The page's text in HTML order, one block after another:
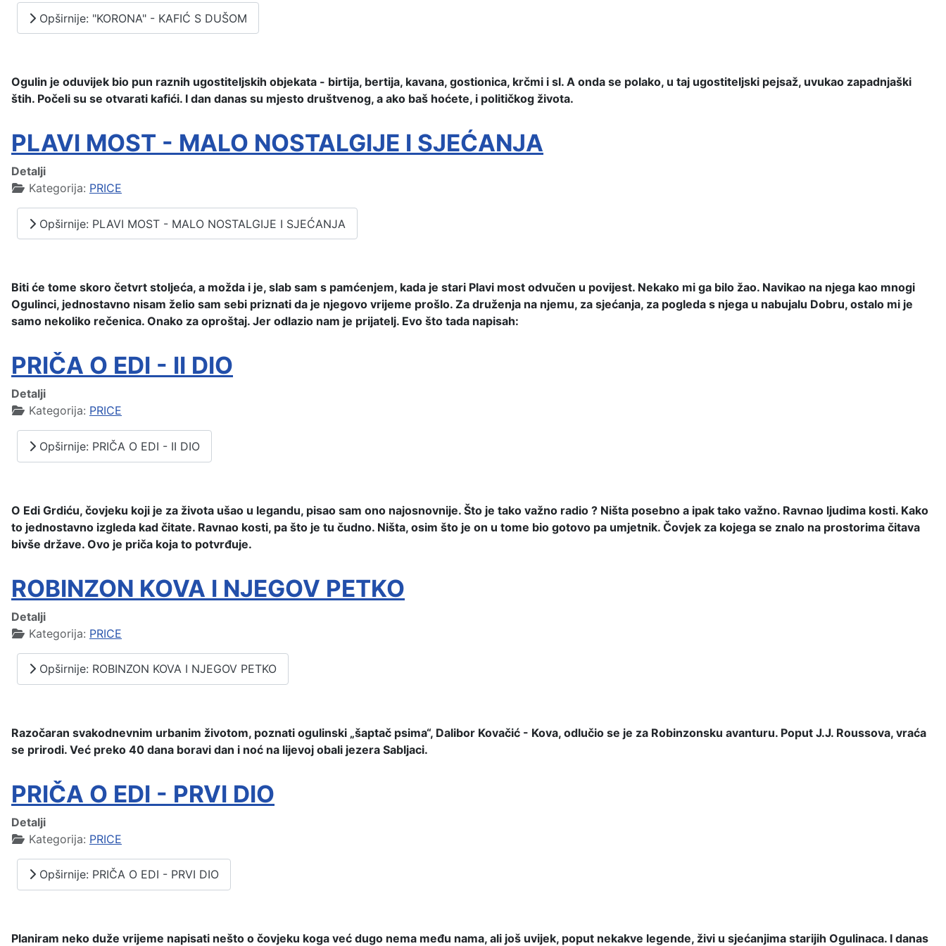
Opširnije: "KORONA" - KAFIĆ S DUŠOM
Ogulin je oduvijek bio pun raznih ugostiteljskih objekata - birtija, bertija, kavana, gostionica, krčmi i sl. A onda se polako, u taj ugostiteljski pejsaž, uvukao zapadnjaški
štih. Počeli su se otvarati kafići. I dan danas su mjesto društvenog, a ako baš hoćete, i političkog života.
PLAVI MOST - MALO NOSTALGIJE I SJEĆANJA
Detalji
Kategorija: PRICE
Opširnije: PLAVI MOST - MALO NOSTALGIJE I SJEĆANJA
Biti će tome skoro četvrt stoljeća, a možda i je, slab sam s pamćenjem, kada je stari Plavi most odvučen u povijest. Nekako mi ga bilo žao. Navikao na njega kao mnogi
Ogulinci, jednostavno nisam želio sam sebi priznati da je njegovo vrijeme prošlo. Za druženja na njemu, za sjećanja, za pogleda s njega u nabujalu Dobru, ostalo mi je
samo nekoliko rečenica. Onako za oproštaj. Jer odlazio nam je prijatelj. Evo što tada napisah:
PRIČA O EDI - II DIO
Detalji
Kategorija: PRICE
Opširnije: PRIČA O EDI - II DIO
O Edi Grdiću, čovjeku koji je za života ušao u legandu, pisao sam ono najosnovnije. Što je tako važno radio ? Ništa posebno a ipak tako važno. Ravnao ljudima kosti. Kako
to jednostavno izgleda kad čitate. Ravnao kosti, pa što je tu čudno. Ništa, osim što je on u tome bio gotovo pa umjetnik. Čovjek za kojega se znalo na prostorima čitava
bivše države. Ovo je priča koja to potvrđuje.
ROBINZON KOVA I NJEGOV PETKO
Detalji
Kategorija: PRICE
Opširnije: ROBINZON KOVA I NJEGOV PETKO
Razočaran svakodnevnim urbanim životom, poznati ogulinski „šaptač psima“, Dalibor Kovačić - Kova, odlučio se je za Robinzonsku avanturu. Poput J.J. Roussova, vraća
se prirodi. Već preko 40 dana boravi dan i noć na lijevoj obali jezera Sabljaci.
PRIČA O EDI - PRVI DIO
Detalji
Kategorija: PRICE
Opširnije: PRIČA O EDI - PRVI DIO
Planiram neko duže vrijeme napisati nešto o čovjeku koga već dugo nema među nama, ali još uvijek, poput nekakve legende, živi u sjećanjima starijih Ogulinaca. I danas